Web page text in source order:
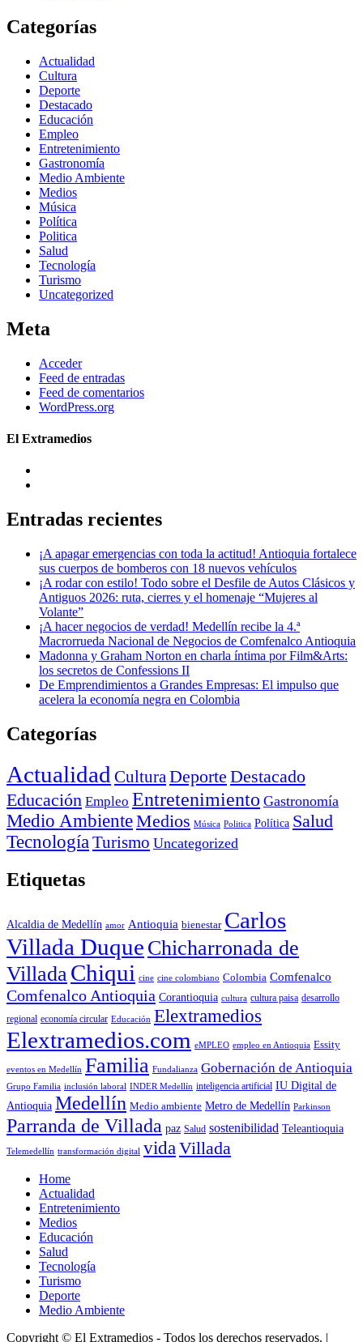
Categorías
Actualidad
Cultura
Deporte
Destacado
Educación
Empleo
Entretenimiento
Gastronomía
Medio Ambiente
Medios
Música
Política
Politica
Salud
Tecnología
Turismo
Uncategorized
Meta
Acceder
Feed de entradas
Feed de comentarios
WordPress.org
El Extramedios
Entradas recientes
¡A apagar emergencias con toda la actitud! Antioquia fortalece
sus cuerpos de bomberos con 18 nuevos vehículos
¡A rodar con estilo! Todo sobre el Desfile de Autos Clásicos y
Antiguos 2026: ruta, cierres y el homenaje “Mujeres al
Volante”
¡A hacer negocios de verdad! Medellín recibe la 4.ª
Macrorrueda Nacional de Negocios de Comfenalco Antioquia
Madonna y Graham Norton en charla íntima por Film&Arts:
los secretos de Confessions II
De Emprendimientos a Grandes Empresas: El impulso que
acelera la economía negra en Colombia
Categorías
Actualidad Cultura Deporte Destacado
Educación Empleo Entretenimiento Gastronomía
Medio AmbienteMedios Música Politica Política Salud
Tecnología Turismo Uncategorized
Etiquetas
Alcaldia de Medellín amor Antioquia bienestar Carlos
Villada Duque Chicharronada de
Villada Chiqui cine cine colombiano Colombia Comfenalco
Comfenalco Antioquia Corantioquia cultura cultura paisa desarrollo
regional economía circular Educación Elextramedios
Elextramedios.com eMPLEO empleo en Antioquia Essity
eventos en Medellín Familia Fundalianza Gobernación de Antioquia
Grupo Familia inclusión laboral INDER Medellín inteligencia artificial IU Digital de
Antioquia Medellín Medio ambiente Metro de Medellín Parkinson
Parranda de Villada paz Salud sostenibilidad Teleantioquia
Telemedellín transformación digital vida Villada
Home
Actualidad
Entretenimiento
Medios
Educación
Salud
Tecnología
Turismo
Deporte
Medio Ambiente
Copyright © El Extramedios - Todos los derechos reservados. |